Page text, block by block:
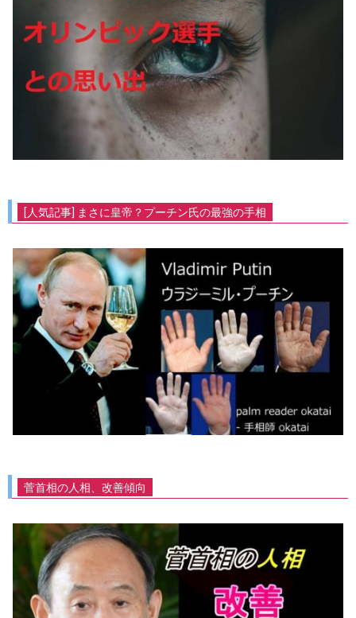
[人気記事] まさに皇帝？プーチン氏の最強の手相
菅首相の人相、改善傾向